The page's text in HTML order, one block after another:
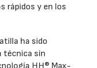
rápidos y en los
ha sido
técnica sin
HH® Max-